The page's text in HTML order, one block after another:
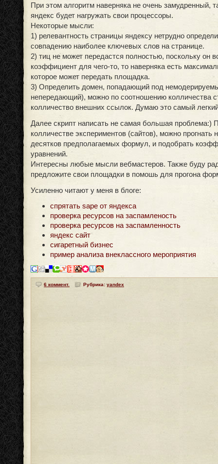
При этом алгоритм наверняка не очень замудренный,
яндекс будет нагружать свои процессоры.
Некоторые мысли:
1) релевантность страницы яндексу нетрудно
совпадению наиболее ключевых слов на странице.
2) тиц не может передастся полностью, поскольку он
коэффициент для чего-то, то наверняка есть
которое может передать площадка.
3) Определить домен, попадающий под
непередающий), можно по соотношению колличества
колличество внешних ссылок. Думаю это самый
Далее скрипт написать не самая большая проблема:)
колличестве экспериментов (сайтов), можно прогнать
десятков предполагаемых формул, и подобрать
уравнений.
Интересны любые мысли вебмастеров. Также буду
предложите свои площадки в помошь для прогона
Усиленно читают у меня в блоге:
спрятать sape от яндекса
проверка ресурсов на заспамленость
проверка ресурсов на заспамленность
яндекс сайт
сигаретный бизнес
пример анализа внеклассного мероприятия
6 коммент. Рубрика: yandex